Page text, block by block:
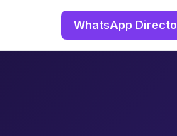
WhatsApp Directo